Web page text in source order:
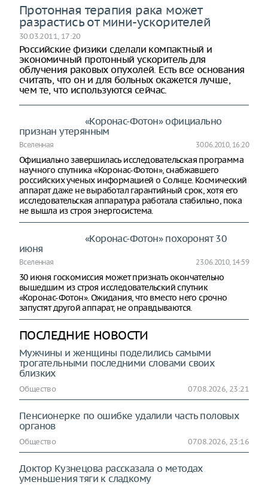
Протонная терапия рака может
разрастись от мини-ускорителей
30.03.2011, 17:20
Российские физики сделали компактный и
экономичный протонный ускоритель для
облучения раковых опухолей. Есть все основания
считать, что он и для больных окажется лучше,
чем те, что используются сейчас.
«Коронас-Фотон» официально
признан утерянным
Вселенная 30.06.2010, 16:20
Официально завершилась исследовательская программа
научного спутника «Коронас-Фотон», снабжавшего
российских ученых информацией о Солнце. Космический
аппарат даже не выработал гарантийный срок, хотя его
исследовательская аппаратура работала стабильно, пока
не вышла из строя энергосистема.
«Коронас-Фотон» похоронят 30
июня
Вселенная 23.06.2010, 14:59
30 июня госкомиссия может признать окончательно
вышедшим из строя исследовательский спутник
«Коронас-Фотон». Ожидания, что вместо него срочно
запустят другой аппарат, не оправдываются.
ПОСЛЕДНИЕ НОВОСТИ
Мужчины и женщины поделились самыми
трогательными последними словами своих
близких
Общество 07.08.2026, 23:21
Пенсионерке по ошибке удалили часть половых
органов
Общество 07.08.2026, 23:16
Доктор Кузнецова рассказала о методах
уменьшения тяги к сладкому